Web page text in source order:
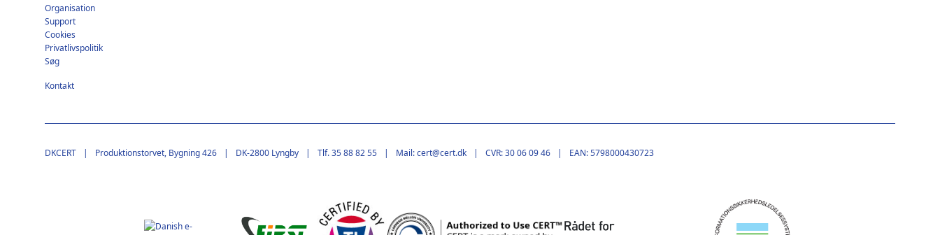
Footer
Organisation
Support
Cookies
Privatlivspolitik
Søg
Kontakt
DKCERT Produktionstorvet, Bygning 426 DK-2800 Lyngby Tlf. 35 88 82 55 Mail: cert@cert.dk CVR: 30 06 09 46 EAN: 5798000430723